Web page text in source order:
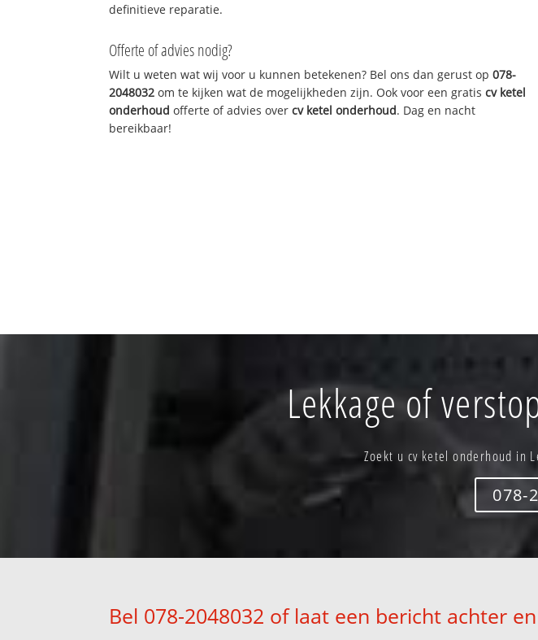
definitieve reparatie.
Offerte of advies nodig?
Wilt u weten wat wij voor u kunnen betekenen? Bel ons dan gerust op078-
2048032 om te kijken wat de mogelijkheden zijn. Ook voor een gratiscv ketel
onderhoud offerte of advies overcv ketel onderhoud. Dag en nacht
bereikbaar!
Lekkage of
Zoekt u cv ketel onderhoud in
078-
Bel 078-2048032 of laat een bericht achter